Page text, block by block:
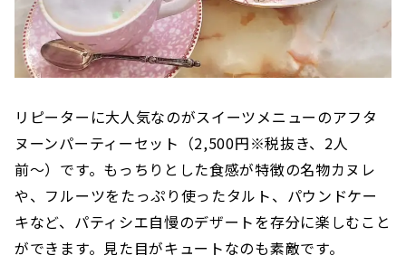
リピーターに大人気なのがスイーツメニューのアフタ
ヌーンパーティーセット（2,500円※税抜き、2人
前〜）です。もっちりとした食感が特徴の名物カヌレ
や、フルーツをたっぷり使ったタルト、パウンドケー
キなど、パティシエ自慢のデザートを存分に楽しむこと
ができます。見た目がキュートなのも素敵です。